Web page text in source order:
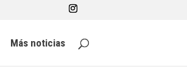
Más noticias